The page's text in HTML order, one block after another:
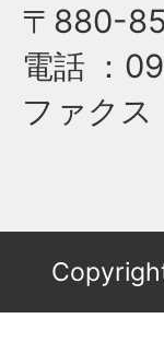
〒880-
電話 ：
ファクス